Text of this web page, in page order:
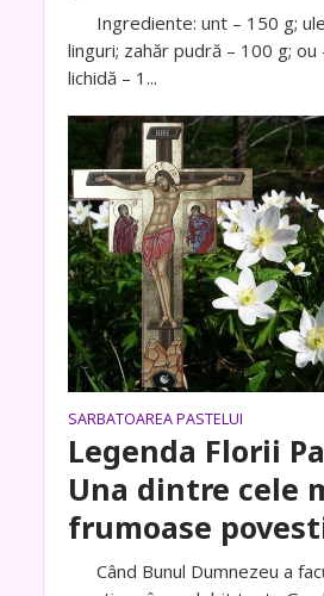
Ingrediente: unt – 150 g;
linguri; zahăr pudră – 100 g; ou
lichidă – 1...
SARBATOAREA PASTELUI
Legenda Florii
Una dintre cele
frumoase
Când Bunul Dumnezeu a